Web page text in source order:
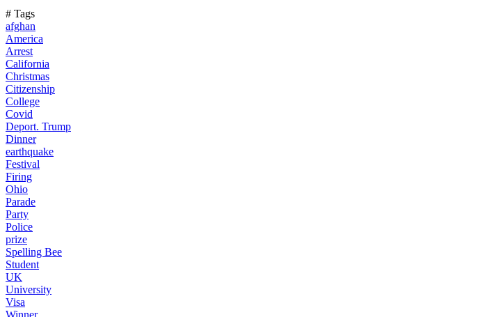
# Tags
afghan
America
Arrest
California
Christmas
Citizenship
College
Covid
Deport. Trump
Dinner
earthquake
Festival
Firing
Ohio
Parade
Party
Police
prize
Spelling Bee
Student
UK
University
Visa